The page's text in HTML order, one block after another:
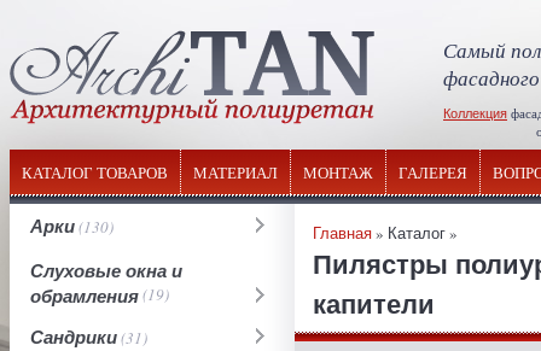
Самый
Коллекция
КАТАЛОГ ТОВАРОВ МАТЕРИАЛ МОНТАЖ ГАЛЕРЕЯ
Арки(130)
Слуховые окна и
обрамления(19)
Сандрики(31)
Главная» Каталог »
Пилястры
капители